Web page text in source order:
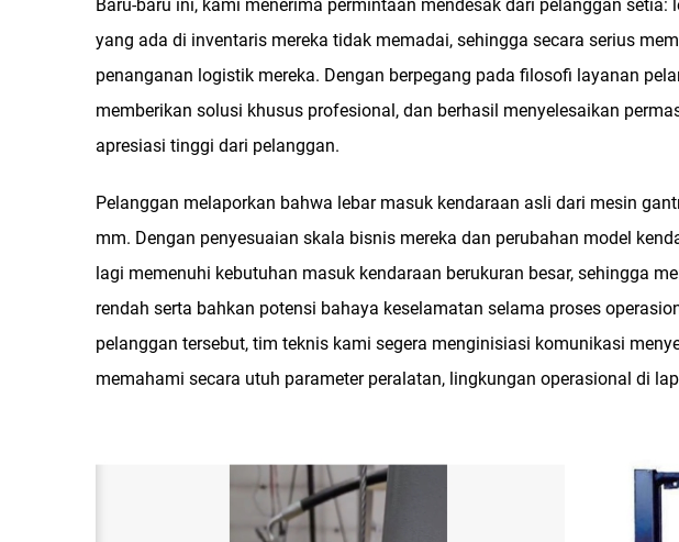
Baru-baru ini, kami menerima permintaan mendesak dari pelanggan
yang ada di inventaris mereka tidak memadai, sehingga secara serius
penanganan logistik mereka. Dengan berpegang pada filosofi layanan
memberikan solusi khusus profesional, dan berhasil menyelesaikan
apresiasi tinggi dari pelanggan.
Pelanggan melaporkan bahwa lebar masuk kendaraan asli dari mesin
mm. Dengan penyesuaian skala bisnis mereka dan perubahan model
lagi memenuhi kebutuhan masuk kendaraan berukuran besar, sehingga
rendah serta bahkan potensi bahaya keselamatan selama proses
pelanggan tersebut, tim teknis kami segera menginisiasi komunikasi
memahami secara utuh parameter peralatan, lingkungan operasional di